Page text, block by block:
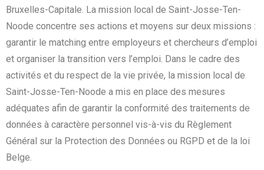
Bruxelles-Capitale. La mission local de Saint-Josse-Ten-
Noode concentre ses actions et moyens sur deux missions :
garantir le matching entre employeurs et chercheurs d’emploi
et organiser la transition vers l’emploi. Dans le cadre des
activités et du respect de la vie privée, la mission local de
Saint-Josse-Ten-Noode a mis en place des mesures
adéquates afin de garantir la conformité des traitements de
données à caractère personnel vis-à-vis du Règlement
Général sur la Protection des Données ou RGPD et de la loi
Belge.